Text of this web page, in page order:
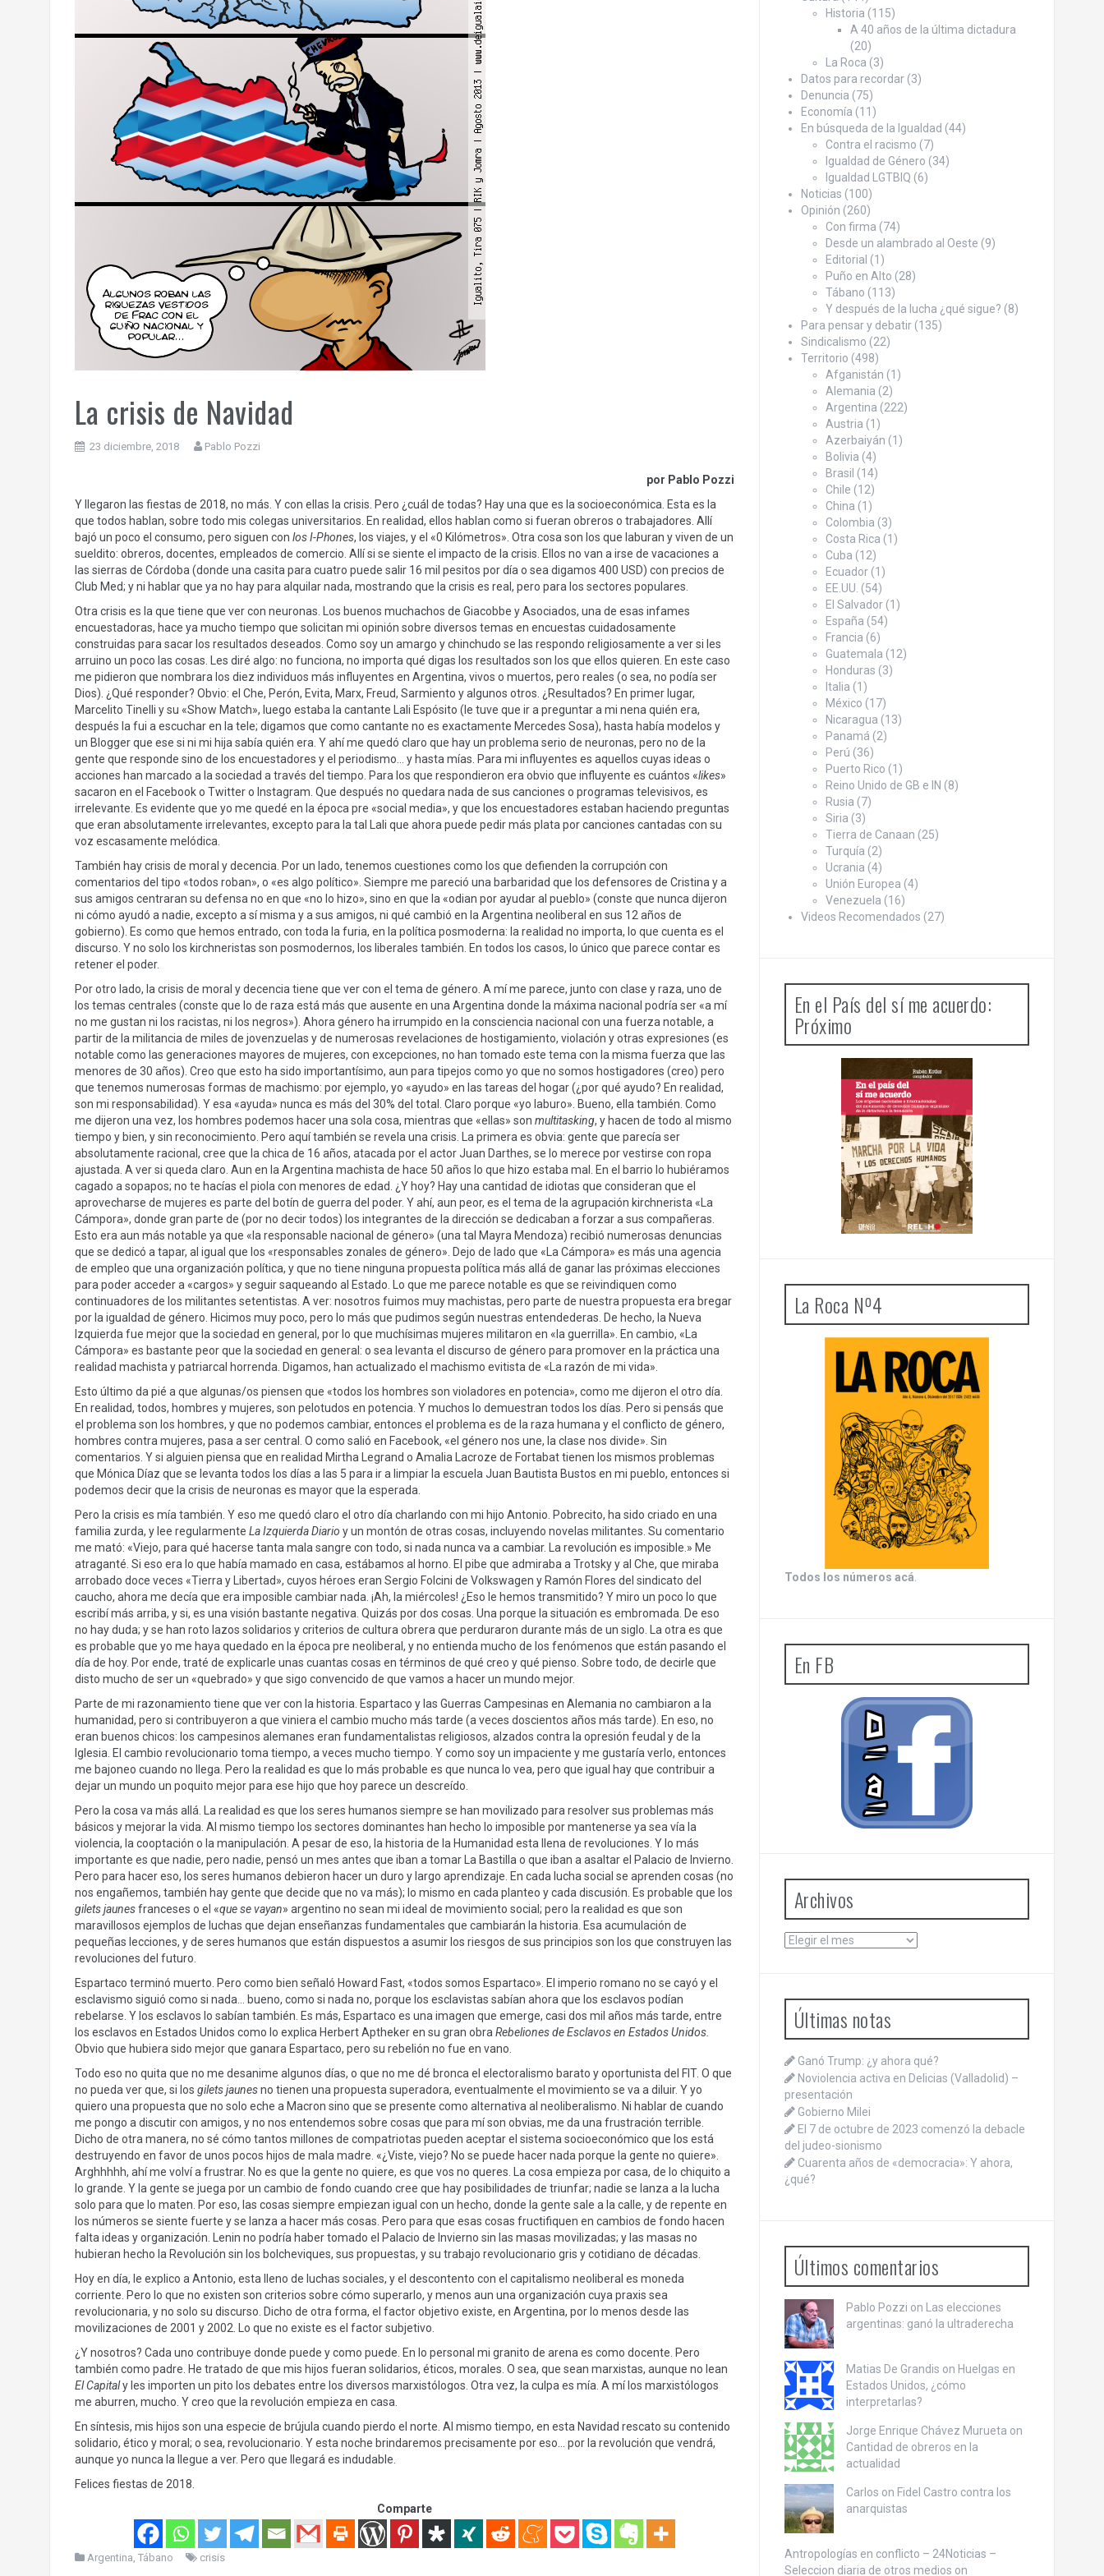
La crisis de Navidad
23 diciembre, 2018 Pablo Pozzi
por Pablo Pozzi
Y llegaron las fiestas de 2018, no más. Y con ellas la crisis. Pero ¿cuál de todas? Hay una que es la socioeconómica. Esta es la
que todos hablan, sobre todo mis colegas universitarios. En realidad, ellos hablan como si fueran obreros o trabajadores. Allí
bajó un poco el consumo, pero siguen con los I-Phones, los viajes, y el «0 Kilómetros». Otra cosa son los que laburan y viven de un
sueldito: obreros, docentes, empleados de comercio. Allí si se siente el impacto de la crisis. Ellos no van a irse de vacaciones a
las sierras de Córdoba (donde una casita para cuatro puede salir 16 mil pesitos por día o sea digamos 400 USD) con precios de
Club Med; y ni hablar que ya no hay para alquilar nada, mostrando que la crisis es real, pero para los sectores populares.
Otra crisis es la que tiene que ver con neuronas. Los buenos muchachos de Giacobbe y Asociados, una de esas infames
encuestadoras, hace ya mucho tiempo que solicitan mi opinión sobre diversos temas en encuestas cuidadosamente
construidas para sacar los resultados deseados. Como soy un amargo y chinchudo se las respondo religiosamente a ver si les
arruino un poco las cosas. Les diré algo: no funciona, no importa qué digas los resultados son los que ellos quieren. En este caso
me pidieron que nombrara los diez individuos más influyentes en Argentina, vivos o muertos, pero reales (o sea, no podía ser
Dios). ¿Qué responder? Obvio: el Che, Perón, Evita, Marx, Freud, Sarmiento y algunos otros. ¿Resultados? En primer lugar,
Marcelito Tinelli y su «Show Match», luego estaba la cantante Lali Espósito (le tuve que ir a preguntar a mi nena quién era,
después la fui a escuchar en la tele; digamos que como cantante no es exactamente Mercedes Sosa), hasta había modelos y
un Blogger que ese si ni mi hija sabía quién era. Y ahí me quedó claro que hay un problema serio de neuronas, pero no de la
gente que responde sino de los encuestadores y el periodismo… y hasta mías. Para mi influyentes es aquellos cuyas ideas o
acciones han marcado a la sociedad a través del tiempo. Para los que respondieron era obvio que influyente es cuántos «likes»
sacaron en el Facebook o Twitter o Instagram. Que después no quedara nada de sus canciones o programas televisivos, es
irrelevante. Es evidente que yo me quedé en la época pre «social media», y que los encuestadores estaban haciendo preguntas
que eran absolutamente irrelevantes, excepto para la tal Lali que ahora puede pedir más plata por canciones cantadas con su
voz escasamente melódica.
También hay crisis de moral y decencia. Por un lado, tenemos cuestiones como los que defienden la corrupción con
comentarios del tipo «todos roban», o «es algo político». Siempre me pareció una barbaridad que los defensores de Cristina y a
sus amigos centraran su defensa no en que «no lo hizo», sino en que la «odian por ayudar al pueblo» (conste que nunca dijeron
ni cómo ayudó a nadie, excepto a sí misma y a sus amigos, ni qué cambió en la Argentina neoliberal en sus 12 años de
gobierno). Es como que hemos entrado, con toda la furia, en la política posmoderna: la realidad no importa, lo que cuenta es el
discurso. Y no solo los kirchneristas son posmodernos, los liberales también. En todos los casos, lo único que parece contar es
retener el poder.
Por otro lado, la crisis de moral y decencia tiene que ver con el tema de género. A mí me parece, junto con clase y raza, uno de
los temas centrales (conste que lo de raza está más que ausente en una Argentina donde la máxima nacional podría ser «a mí
no me gustan ni los racistas, ni los negros»). Ahora género ha irrumpido en la consciencia nacional con una fuerza notable, a
partir de la militancia de miles de jovenzuelas y de numerosas revelaciones de hostigamiento, violación y otras expresiones (es
notable como las generaciones mayores de mujeres, con excepciones, no han tomado este tema con la misma fuerza que las
menores de 30 años). Creo que esto ha sido importantísimo, aun para tipejos como yo que no somos hostigadores (creo) pero
que tenemos numerosas formas de machismo: por ejemplo, yo «ayudo» en las tareas del hogar (¿por qué ayudo? En realidad,
son mi responsabilidad). Y esa «ayuda» nunca es más del 30% del total. Claro porque «yo laburo». Bueno, ella también. Como
me dijeron una vez, los hombres podemos hacer una sola cosa, mientras que «ellas» son multitasking, y hacen de todo al mismo
tiempo y bien, y sin reconocimiento. Pero aquí también se revela una crisis. La primera es obvia: gente que parecía ser
absolutamente racional, cree que la chica de 16 años, atacada por el actor Juan Darthes, se lo merece por vestirse con ropa
ajustada. A ver si queda claro. Aun en la Argentina machista de hace 50 años lo que hizo estaba mal. En el barrio lo hubiéramos
cagado a sopapos; no te hacías el piola con menores de edad. ¿Y hoy? Hay una cantidad de idiotas que consideran que el
aprovecharse de mujeres es parte del botín de guerra del poder. Y ahí, aun peor, es el tema de la agrupación kirchnerista «La
Cámpora», donde gran parte de (por no decir todos) los integrantes de la dirección se dedicaban a forzar a sus compañeras.
Esto era aun más notable ya que «la responsable nacional de género» (una tal Mayra Mendoza) recibió numerosas denuncias
que se dedicó a tapar, al igual que los «responsables zonales de género». Dejo de lado que «La Cámpora» es más una agencia
de empleo que una organización política, y que no tiene ninguna propuesta política más allá de ganar las próximas elecciones
para poder acceder a «cargos» y seguir saqueando al Estado. Lo que me parece notable es que se reivindiquen como
continuadores de los militantes setentistas. A ver: nosotros fuimos muy machistas, pero parte de nuestra propuesta era bregar
por la igualdad de género. Hicimos muy poco, pero lo más que pudimos según nuestras entendederas. De hecho, la Nueva
Izquierda fue mejor que la sociedad en general, por lo que muchísimas mujeres militaron en «la guerrilla». En cambio, «La
Cámpora» es bastante peor que la sociedad en general: o sea levanta el discurso de género para promover en la práctica una
realidad machista y patriarcal horrenda. Digamos, han actualizado el machismo evitista de «La razón de mi vida».
Esto último da pié a que algunas/os piensen que «todos los hombres son violadores en potencia», como me dijeron el otro día.
En realidad, todos, hombres y mujeres, son pelotudos en potencia. Y muchos lo demuestran todos los días. Pero si pensás que
el problema son los hombres, y que no podemos cambiar, entonces el problema es de la raza humana y el conflicto de género,
hombres contra mujeres, pasa a ser central. O como salió en Facebook, «el género nos une, la clase nos divide». Sin
comentarios. Y si alguien piensa que en realidad Mirtha Legrand o Amalia Lacroze de Fortabat tienen los mismos problemas
que Mónica Díaz que se levanta todos los días a las 5 para ir a limpiar la escuela Juan Bautista Bustos en mi pueblo, entonces si
podemos decir que la crisis de neuronas es mayor que la esperada.
Pero la crisis es mía también. Y eso me quedó claro el otro día charlando con mi hijo Antonio. Pobrecito, ha sido criado en una
familia zurda, y lee regularmente La Izquierda Diario y un montón de otras cosas, incluyendo novelas militantes. Su comentario
me mató: «Viejo, para qué hacerse tanta mala sangre con todo, si nada nunca va a cambiar. La revolución es imposible.» Me
atraganté. Si eso era lo que había mamado en casa, estábamos al horno. El pibe que admiraba a Trotsky y al Che, que miraba
arrobado doce veces «Tierra y Libertad», cuyos héroes eran Sergio Folcini de Volkswagen y Ramón Flores del sindicato del
caucho, ahora me decía que era imposible cambiar nada. ¡Ah, la miércoles! ¿Eso le hemos transmitido? Y miro un poco lo que
escribí más arriba, y si, es una visión bastante negativa. Quizás por dos cosas. Una porque la situación es embromada. De eso
no hay duda; y se han roto lazos solidarios y criterios de cultura obrera que perduraron durante más de un siglo. La otra es que
es probable que yo me haya quedado en la época pre neoliberal, y no entienda mucho de los fenómenos que están pasando el
día de hoy. Por ende, traté de explicarle unas cuantas cosas en términos de qué creo y qué pienso. Sobre todo, de decirle que
disto mucho de ser un «quebrado» y que sigo convencido de que vamos a hacer un mundo mejor.
Parte de mi razonamiento tiene que ver con la historia. Espartaco y las Guerras Campesinas en Alemania no cambiaron a la
humanidad, pero si contribuyeron a que viniera el cambio mucho más tarde (a veces doscientos años más tarde). En eso, no
eran buenos chicos: los campesinos alemanes eran fundamentalistas religiosos, alzados contra la opresión feudal y de la
Iglesia. El cambio revolucionario toma tiempo, a veces mucho tiempo. Y como soy un impaciente y me gustaría verlo, entonces
me bajoneo cuando no llega. Pero la realidad es que lo más probable es que nunca lo vea, pero que igual hay que contribuir a
dejar un mundo un poquito mejor para ese hijo que hoy parece un descreído.
Pero la cosa va más allá. La realidad es que los seres humanos siempre se han movilizado para resolver sus problemas más
básicos y mejorar la vida. Al mismo tiempo los sectores dominantes han hecho lo imposible por mantenerse ya sea vía la
violencia, la cooptación o la manipulación. A pesar de eso, la historia de la Humanidad esta llena de revoluciones. Y lo más
importante es que nadie, pero nadie, pensó un mes antes que iban a tomar La Bastilla o que iban a asaltar el Palacio de Invierno.
Pero para hacer eso, los seres humanos debieron hacer un duro y largo aprendizaje. En cada lucha social se aprenden cosas (no
nos engañemos, también hay gente que decide que no va más); lo mismo en cada planteo y cada discusión. Es probable que los
gilets jaunesfranceses o el «que se vayan» argentino no sean mi ideal de movimiento social; pero la realidad es que son
maravillosos ejemplos de luchas que dejan enseñanzas fundamentales que cambiarán la historia. Esa acumulación de
pequeñas lecciones, y de seres humanos que están dispuestos a asumir los riesgos de sus principios son los que construyen las
revoluciones del futuro.
Espartaco terminó muerto. Pero como bien señaló Howard Fast, «todos somos Espartaco». El imperio romano no se cayó y el
esclavismo siguió como si nada… bueno, como si nada no, porque los esclavistas sabían ahora que los esclavos podían
rebelarse. Y los esclavos lo sabían también. Es más, Espartaco es una imagen que emerge, casi dos mil años más tarde, entre
los esclavos en Estados Unidos como lo explica Herbert Aptheker en su gran obra Rebeliones de Esclavos en Estados Unidos.
Obvio que hubiera sido mejor que ganara Espartaco, pero su rebelión no fue en vano.
Todo eso no quita que no me desanime algunos días, o que no me dé bronca el electoralismo barato y oportunista del FIT. O que
no pueda ver que, si los gilets jaunesno tienen una propuesta superadora, eventualmente el movimiento se va a diluir. Y yo
quiero una propuesta que no solo eche a Macron sino que se presente como alternativa al neoliberalismo. Ni hablar de cuando
me pongo a discutir con amigos, y no nos entendemos sobre cosas que para mí son obvias, me da una frustración terrible.
Dicho de otra manera, no sé cómo tantos millones de compatriotas pueden aceptar el sistema socioeconómico que los está
destruyendo en favor de unos pocos hijos de mala madre. «¿Viste, viejo? No se puede hacer nada porque la gente no quiere».
Arghhhhh, ahí me volví a frustrar. No es que la gente no quiere, es que vos no queres. La cosa empieza por casa, de lo chiquito a
lo grande. Y la gente se juega por un cambio de fondo cuando cree que hay posibilidades de triunfar; nadie se lanza a la lucha
solo para que lo maten. Por eso, las cosas siempre empiezan igual con un hecho, donde la gente sale a la calle, y de repente en
los números se siente fuerte y se lanza a hacer más cosas. Pero para que esas cosas fructifiquen en cambios de fondo hacen
falta ideas y organización. Lenin no podría haber tomado el Palacio de Invierno sin las masas movilizadas; y las masas no
hubieran hecho la Revolución sin los bolcheviques, sus propuestas, y su trabajo revolucionario gris y cotidiano de décadas.
Hoy en día, le explico a Antonio, esta lleno de luchas sociales, y el descontento con el capitalismo neoliberal es moneda
corriente. Pero lo que no existen son criterios sobre cómo superarlo, y menos aun una organización cuya praxis sea
revolucionaria, y no solo su discurso. Dicho de otra forma, el factor objetivo existe, en Argentina, por lo menos desde las
movilizaciones de 2001 y 2002. Lo que no existe es el factor subjetivo.
¿Y nosotros? Cada uno contribuye donde puede y como puede. En lo personal mi granito de arena es como docente. Pero
también como padre. He tratado de que mis hijos fueran solidarios, éticos, morales. O sea, que sean marxistas, aunque no lean
El Capitaly les importen un pito los debates entre los diversos marxistólogos. Otra vez, la culpa es mía. A mí los marxistólogos
me aburren, mucho. Y creo que la revolución empieza en casa.
En síntesis, mis hijos son una especie de brújula cuando pierdo el norte. Al mismo tiempo, en esta Navidad rescato su contenido
solidario, ético y moral; o sea, revolucionario. Y esta noche brindaremos precisamente por eso… por la revolución que vendrá,
aunque yo nunca la llegue a ver. Pero que llegará es indudable.
Felices fiestas de 2018.
Comparte
Argentina, Tábano crisis
Historia (115)
A 40 años de la última dictadura
(20)
La Roca (3)
Datos para recordar(3)
Denuncia (75)
Economía (11)
En búsqueda de la Igualdad (44)
Contra el racismo (7)
Igualdad de Género (34)
Igualdad LGTBIQ (6)
Noticias (100)
Opinión (260)
Con firma (74)
Desde un alambrado al Oeste (9)
Editorial (1)
Puño en Alto (28)
Tábano (113)
Y después de la lucha ¿qué sigue? (8)
Para pensar y debatir(135)
Sindicalismo (22)
Territorio (498)
Afganistán (1)
Alemania (2)
Argentina (222)
Austria (1)
Azerbaiyán (1)
Bolivia (4)
Brasil (14)
Chile (12)
China (1)
Colombia (3)
Costa Rica (1)
Cuba (12)
Ecuador(1)
EE.UU. (54)
El Salvador(1)
España (54)
Francia (6)
Guatemala (12)
Honduras (3)
Italia (1)
México (17)
Nicaragua (13)
Panamá (2)
Perú (36)
Puerto Rico (1)
Reino Unido de GB e IN (8)
Rusia (7)
Siria (3)
Tierra de Canaan (25)
Turquía (2)
Ucrania (4)
Unión Europea (4)
Venezuela (16)
Videos Recomendados (27)
En el País del sí me acuerdo:
Próximo
La Roca Nº4
Todos los números acá.
En FB
Archivos
Archivos
Últimas notas
Ganó Trump: ¿y ahora qué?
Noviolencia activa en Delicias (Valladolid) –
presentación
Gobierno Milei
El 7 de octubre de 2023 comenzó la debacle
del judeo-sionismo
Cuarenta años de «democracia»: Y ahora,
¿qué?
Últimos comentarios
Pablo Pozzi on Las elecciones
argentinas: ganó la ultraderecha
Matias De Grandis on Huelgas en
Estados Unidos, ¿cómo
interpretarlas?
Jorge Enrique Chávez Murueta on
Cantidad de obreros en la
actualidad
Carlos on Fidel Castro contra los
anarquistas
Antropologías en conflicto – 24Noticias –
Seleccion diaria de otros medios on